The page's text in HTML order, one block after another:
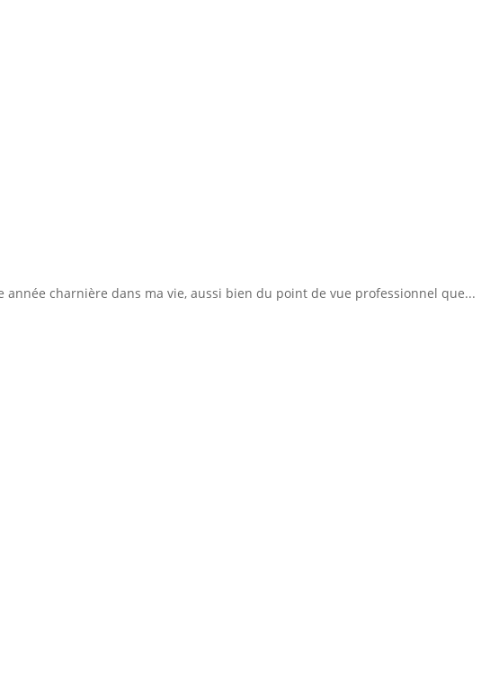
année charnière dans ma vie, aussi bien du point de vue professionnel que...